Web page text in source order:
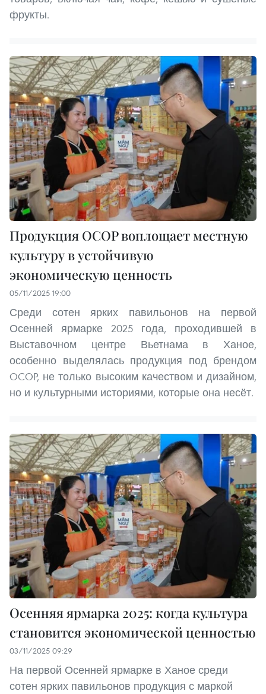
фрукты.
Продукция OCOP воплощает местную
культуру в устойчивую
экономическую ценность
05/11/2025 19:00
Среди сотен ярких павильонов на первой
Осенней ярмарке 2025 года, проходившей в
Выставочном центре Вьетнама в Ханое,
особенно выделялась продукция под брендом
OCOP, не только высоким качеством и дизайном,
но и культурными историями, которые она несёт.
Осенняя ярмарка 2025: когда культура
становится экономической ценностью
03/11/2025 09:29
На первой Осенней ярмарке в Ханое среди
сотен ярких павильонов продукция с маркой